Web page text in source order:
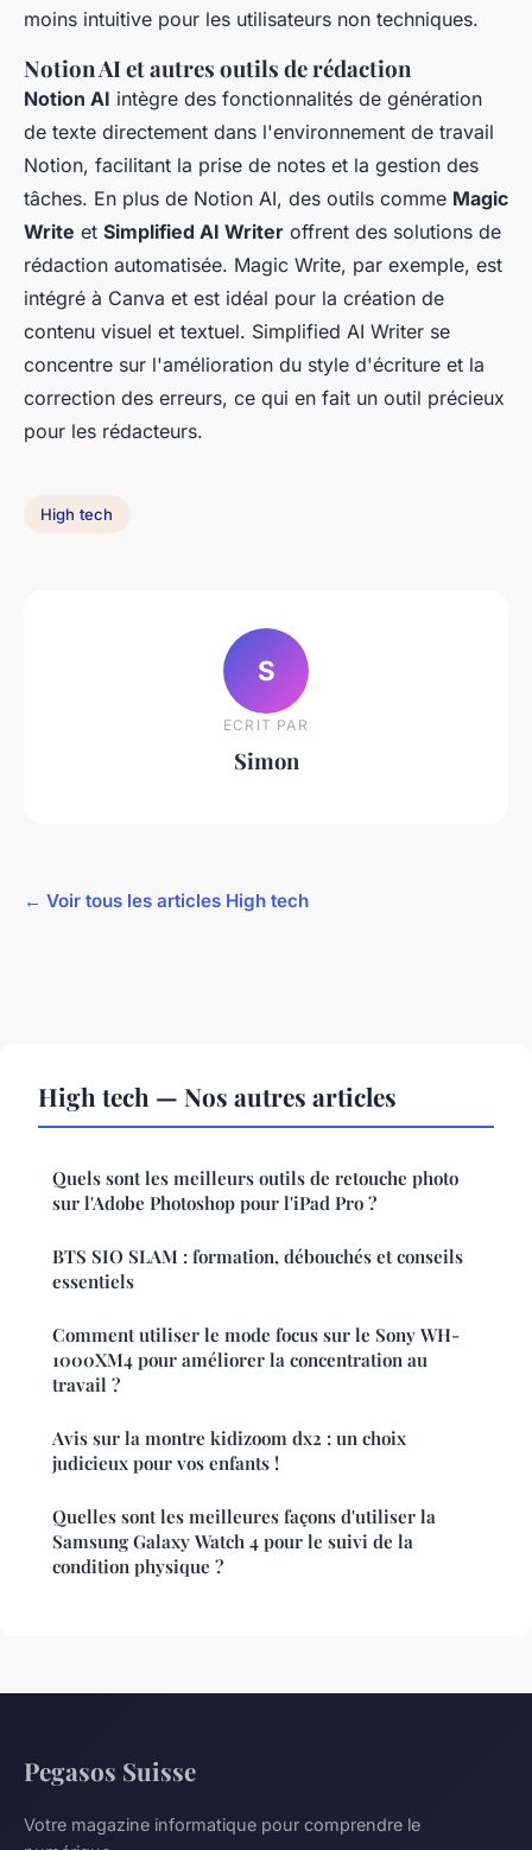
moins intuitive pour les utilisateurs non techniques.
Notion AI et autres outils de rédaction
Notion AI intègre des fonctionnalités de génération
de texte directement dans l'environnement de travail
Notion, facilitant la prise de notes et la gestion des
tâches. En plus de Notion AI, des outils comme Magic
Write et Simplified AI Writer offrent des solutions de
rédaction automatisée. Magic Write, par exemple, est
intégré à Canva et est idéal pour la création de
contenu visuel et textuel. Simplified AI Writer se
concentre sur l'amélioration du style d'écriture et la
correction des erreurs, ce qui en fait un outil précieux
pour les rédacteurs.
High tech
S
ECRIT PAR
Simon
← Voir tous les articles High tech
High tech — Nos autres articles
Quels sont les meilleurs outils de retouche photo
sur l'Adobe Photoshop pour l'iPad Pro ?
BTS SIO SLAM : formation, débouchés et conseils
essentiels
Comment utiliser le mode focus sur le Sony WH-
1000XM4 pour améliorer la concentration au
travail ?
Avis sur la montre kidizoom dx2 : un choix
judicieux pour vos enfants !
Quelles sont les meilleures façons d'utiliser la
Samsung Galaxy Watch 4 pour le suivi de la
condition physique ?
Pegasos Suisse
Votre magazine informatique pour comprendre le